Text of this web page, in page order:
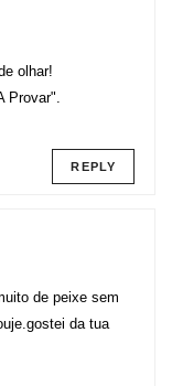
olhar!
Provar".
REPLY
de peixe sem
da tua